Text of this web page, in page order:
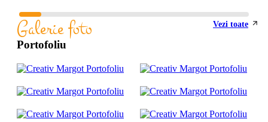
Galerie foto
Portofoliu
Vezi toate